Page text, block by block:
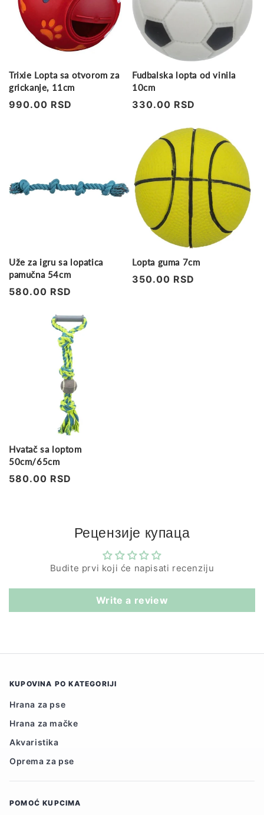
Trixie Lopta sa otvorom za
grickanje, 11cm
Regularna
990.00 RSD
Fudbalska lopta od vinila
10cm
Regularna
330.00 RSD
Uže za igru sa lopatica
pamučna 54cm
Regularna
580.00 RSD
Lopta guma 7cm
Regularna
350.00 RSD
Hvatač sa loptom
50cm/65cm
Regularna
580.00 RSD
Рецензије купаца
Budite prvi koji će napisati recenziju
Write a review
KUPOVINA PO KATEGORIJI
Hrana za pse
Hrana za mačke
Akvaristika
Oprema za pse
POMOĆ KUPCIMA